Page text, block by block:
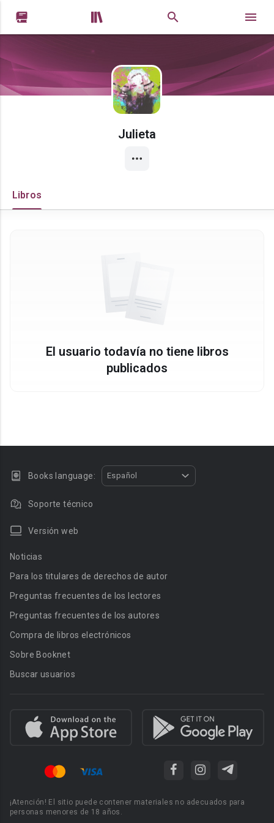
 
Julieta
Libros
El usuario todavía no tiene libros
publicados
Books language: Español
Soporte técnico
Versión web
Noticias
Para los titulares de derechos de autor
Preguntas frecuentes de los lectores
Preguntas frecuentes de los autores
Compra de libros electrónicos
Sobre Booknet
Buscar usuarios
¡Atención! El sitio puede contener materiales no adecuados para
personas menores de 18 años.